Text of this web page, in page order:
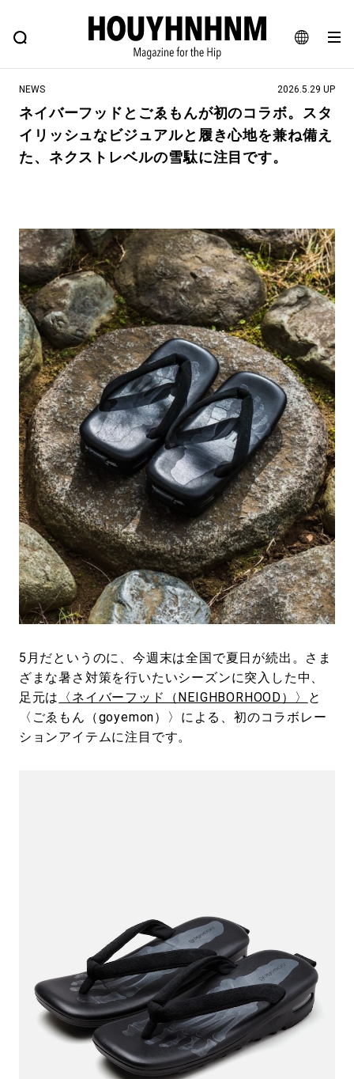
JA
EN
FEATURE BLOG SNAP
ヒップなファッション、カルチャー、ライフスタイルWEBマガジン
#注目のタグ
#NEW VINTAGE #マイナーグッド図鑑
#路地裏てぃーん。 #MONTHLY JOURNAL
#GH 銘品の所以 #フイナムのYouTube
#Commune H #FOCUS IT #AH.H
#ととけん #FASHION #MUSIC #MOVIE
#LIFESTYLE #SNEAKER #OUTDOOR
#SPORTS #HANDSOME HANDBOOK
NEWS 2026.5.29 UP
ネイバーフッドとごゑもんが初のコラボ。スタ
イリッシュなビジュアルと履き心地を兼ね備え
た、ネクストレベルの雪駄に注目です。
5月だというのに、今週末は全国で夏日が続出。さま
ざまな暑さ対策を行いたいシーズンに突入した中、
足元は
〈ネイバーフッド（NEIGHBORHOOD）〉
と
〈ごゑもん（goyemon）〉による、初のコラボレー
ションアイテムに注目です。